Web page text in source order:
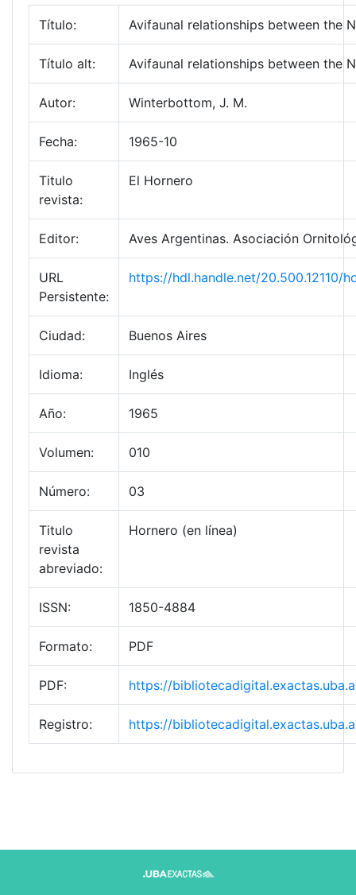
Título: Avifaunal relationships between the
Título alt: Avifaunal relationships between the
Autor: Winterbottom, J. M.
Fecha: 1965-10
Titulo
revista:
El Hornero
Editor: Aves Argentinas. Asociación
URL
Persistente:
https://hdl.handle.net/20.500.12110/
Ciudad: Buenos Aires
Idioma: Inglés
Año: 1965
Volumen: 010
Número: 03
Titulo
revista
abreviado:
Hornero (en línea)
ISSN: 1850-4884
Formato: PDF
PDF: https://
Registro: https://